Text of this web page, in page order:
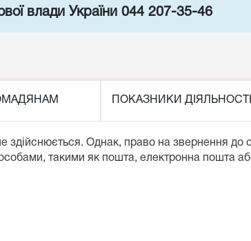
влади України 044 207-35-46
ПОКАЗНИКИ ДІЯЛЬНОСТІ
Однак, право на звернення до
такими як пошта, електронна пошта